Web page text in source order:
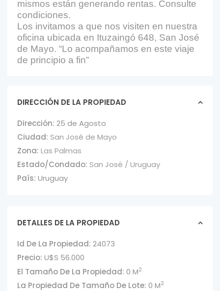
mismos están generando rentas. Consulte
condiciones.
Los invitamos a que nos visiten en nuestra
oficina ubicada en Ituzaingó 648, San José
de Mayo. “Lo acompañamos en este viaje
de principio a fin”
DIRECCIÓN DE LA PROPIEDAD
Dirección: 25 de Agosto
Ciudad: San José de Mayo
Zona: Las Palmas
Estado/Condado: San José / Uruguay
País: Uruguay
DETALLES DE LA PROPIEDAD
Id De La Propiedad: 24073
Precio: U$S 56.000
El Tamaño De La Propiedad: 0 M2
La Propiedad De Tamaño De Lote: 0 M2